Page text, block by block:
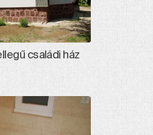
családi ház